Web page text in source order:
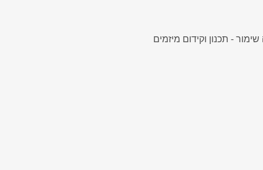
- תכנון וקידום מיזמים